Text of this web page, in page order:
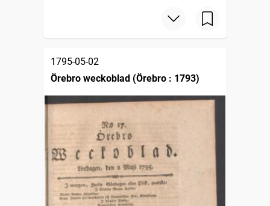
1795-05-02
Örebro weckoblad (Örebro : 1793)